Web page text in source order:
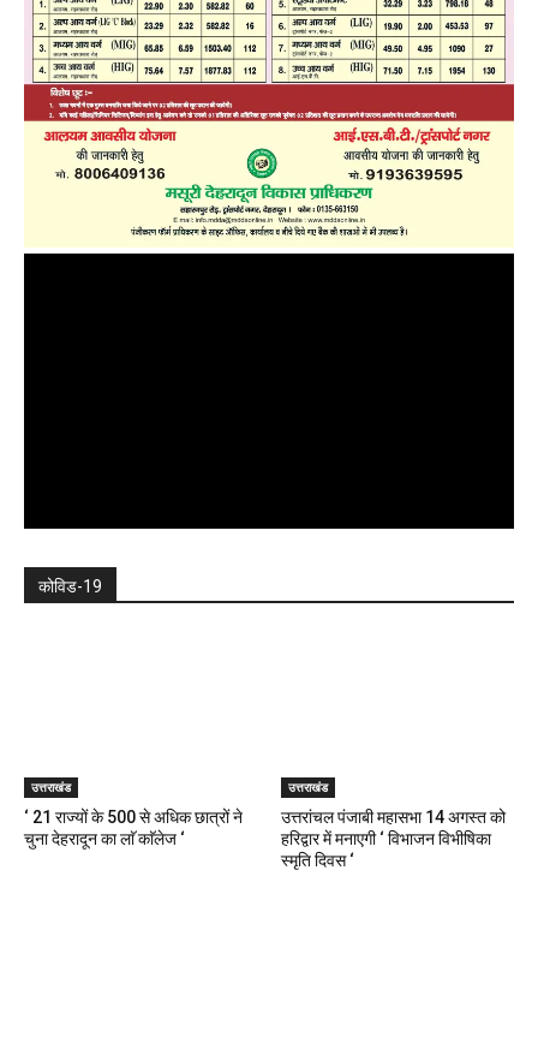
कोविड-19
उत्तराखंड
‘ 21 राज्यों के 500 से अधिक छात्रों ने
चुना देहरादून का लाॅ काॅलेज ‘
उत्तराखंड
उत्तरांचल पंजाबी महासभा 14 अगस्त को
हरिद्वार में मनाएगी ‘ विभाजन विभीषिका
स्मृति दिवस ‘